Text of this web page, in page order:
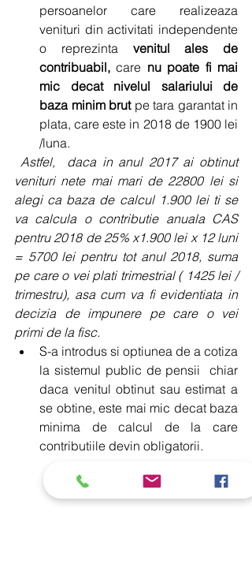
persoanelor care realizeaza
venituri din activitati independente
o reprezinta venitul ales de
contribuabil, care nu poate fi mai
mic decat nivelul salariului de
baza minim brut pe tara garantat in
plata, care este in 2018 de 1900 lei
/luna.
Astfel,  daca in anul 2017 ai obtinut
venituri nete mai mari de 22800 lei si
alegi ca baza de calcul 1.900 lei ti se
va calcula o contributie anuala CAS
pentru 2018 de 25% x1.900 lei x 12 luni
= 5700 lei pentru tot anul 2018, suma
pe care o vei plati trimestrial ( 1425 lei /
trimestru), asa cum va fi evidentiata in
decizia de impunere pe care o vei
primi de la fisc.
S-a introdus si optiunea de a cotiza
la sistemul public de pensii  chiar
daca venitul obtinut sau estimat a
se obtine, este mai mic decat baza
minima de calcul de la care
contributiile devin obligatorii.